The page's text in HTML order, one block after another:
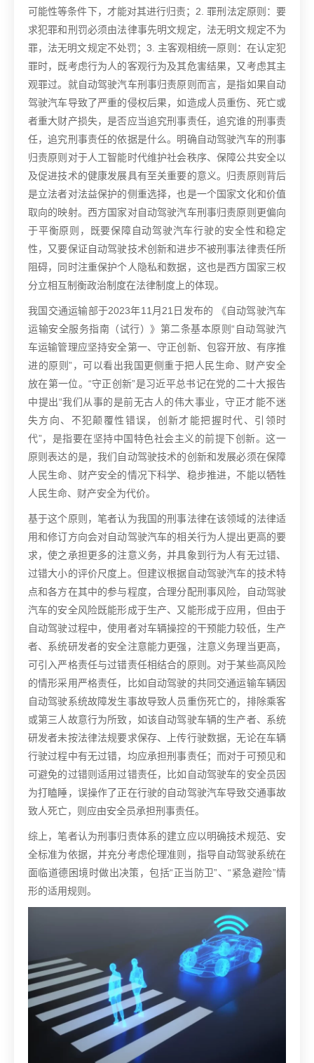
可能性等条件下，才能对其进行归责；2. 罪刑法定原则：要
求犯罪和刑罚必须由法律事先明文规定，法无明文规定不为
罪，法无明文规定不处罚；3. 主客观相统一原则：在认定犯
罪时，既考虑行为人的客观行为及其危害结果，又考虑其主
观罪过。就自动驾驶汽车刑事归责原则而言，是指如果自动
驾驶汽车导致了严重的侵权后果，如造成人员重伤、死亡或
者重大财产损失，是否应当追究刑事责任，追究谁的刑事责
任，追究刑事责任的依据是什么。明确自动驾驶汽车的刑事
归责原则对于人工智能时代维护社会秩序、保障公共安全以
及促进技术的健康发展具有至关重要的意义。 归责原则背后
是立法者对法益保护的侧重选择，也是一个国家文化和价值
取向的映射。西方国家对自动驾驶汽车刑事归责原则更偏向
于平衡原则，既要保障自动驾驶汽车行驶的安全性和稳定
性，又要保证自动驾驶技术创新和进步不被刑事法律责任所
阻碍，同时注重保护个人隐私和数据，这也是西方国家三权
分立相互制衡政治制度在法律制度上的体现。
我国交通运输部于2023年11月21日发布的 《自动驾驶汽车
运输安全服务指南（试行）》第二条基本原则“自动驾驶汽
车运输管理应坚持安全第一、守正创新、包容开放、有序推
进的原则”，可以看出我国更侧重于把人民生命、财产安全
放在第一位。“守正创新”是习近平总书记在党的二十大报告
中提出“我们从事的是前无古人的伟大事业，守正才能不迷
失方向、不犯颠覆性错误，创新才能把握时代、引领时
代”，是指要在坚持中国特色社会主义的前提下创新。这一
原则表达的是，我们自动驾驶技术的创新和发展必须在保障
人民生命、财产安全的情况下科学、稳步推进，不能以牺牲
人民生命、财产安全为代价。
基于这个原则，笔者认为我国的刑事法律在该领域的法律适
用和修订方向会对自动驾驶汽车的相关行为人提出更高的要
求，使之承担更多的注意义务，并具象到行为人有无过错、
过错大小的评价尺度上。但建议根据自动驾驶汽车的技术特
点和各方在其中的参与程度，合理分配刑事风险，自动驾驶
汽车的安全风险既能形成于生产、又能形成于应用，但由于
自动驾驶过程中，使用者对车辆操控的干预能力较低，生产
者、系统研发者的安全注意能力更强，注意义务理当更高，
可引入严格责任与过错责任相结合的原则。对于某些高风险
的情形采用严格责任，比如自动驾驶的共同交通运输车辆因
自动驾驶系统故障发生事故导致人员重伤死亡的，排除乘客
或第三人故意行为所致，如该自动驾驶车辆的生产者、系统
研发者未按法律法规要求保存、上传行驶数据，无论在车辆
行驶过程中有无过错，均应承担刑事责任；而对于可预见和
可避免的过错则适用过错责任，比如自动驾驶车的安全员因
为打瞌睡，误操作了正在行驶的自动驾驶汽车导致交通事故
致人死亡，则应由安全员承担刑事责任。
综上，笔者认为刑事归责体系的建立应以明确技术规范、安
全标准为依据，并充分考虑伦理准则，指导自动驾驶系统在
面临道德困境时做出决策，包括“正当防卫”、“紧急避险”情
形的适用规则。